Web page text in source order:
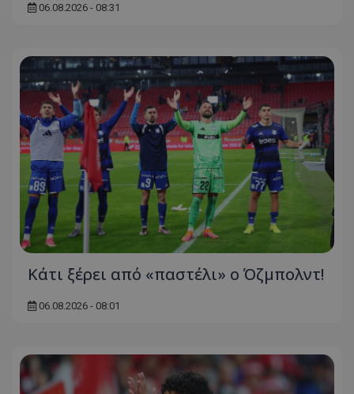
06.08.2026 - 08:31
Κάτι ξέρει από «παστέλι» ο Όζμπολντ!
06.08.2026 - 08:01